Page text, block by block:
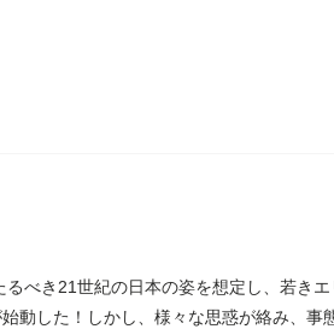
るべき21世紀の日本の姿を想定し、若き
始動した！しかし、様々な思惑が絡み、